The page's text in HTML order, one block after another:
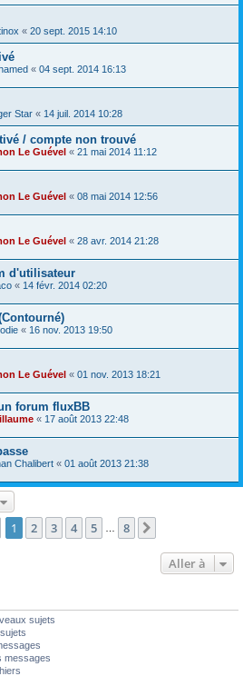
« 20 sept. 2015 14:10
« 04 sept. 2014 16:13
Star « 14 juil. 2014 10:28
/ compte non trouvé
Le Guével « 21 mai 2014 11:12
Le Guével « 08 mai 2014 12:56
Le Guével « 28 avr. 2014 21:28
d'utilisateur
« 14 févr. 2014 02:20
« 16 nov. 2013 19:50
Le Guével « 01 nov. 2013 18:21
forum fluxBB
« 17 août 2013 22:48
Chalibert « 01 août 2013 21:38
Page 1sur8
1 2 3 4 5 8
Aller à
sujets
messages